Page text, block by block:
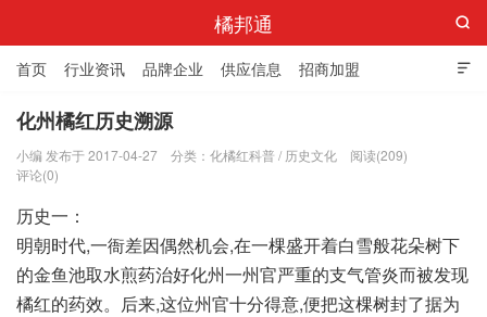
橘邦通

首页 行业资讯 品牌企业 供应信息 招商加盟
标准与产值 化橘红科普

化州橘红历史溯源
小编 发布于 2017-04-27 分类： 化橘红科普 / 历史文化
阅读(209)
评论(0)
历史一：
明朝时代,一衙差因偶然机会,在一棵盛开着白雪般花朵树下
的金鱼池取水煎药治好化州一州官严重的支气管炎而被发现
橘红的药效。后来,这位州官十分得意,便把这棵树封了据为